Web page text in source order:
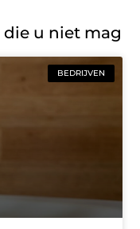
die u niet mag
BEDRIJVEN